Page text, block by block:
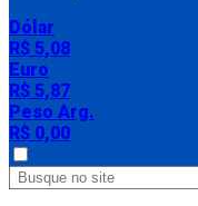
Dólar
R$ 5,08
Euro
R$ 5,87
Peso Arg.
R$ 0,00